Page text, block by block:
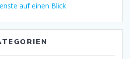
auf einen Blick